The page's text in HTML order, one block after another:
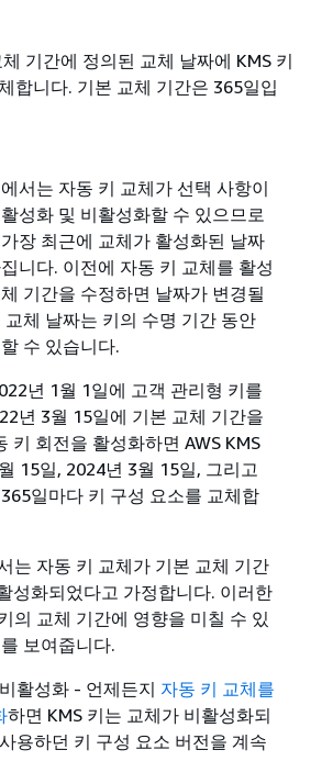
체 기간에 정의된 교체 날짜에 KMS 키
합니다. 기본 교체 기간은 365일입
에서는 자동 키 교체가 선택 사항이
성화 및 비활성화할 수 있으므로
장 최근에 교체가 활성화된 날짜
니다. 이전에 자동 키 교체를 활성
기간을 수정하면 날짜가 변경될
교체 날짜는 키의 수명 기간 동안
수 있습니다.
년 1월 1일에 고객 관리형 키를
년 3월 15일에 기본 교체 기간을
키 회전을 활성화하면 AWS KMS
15일, 2024년 3월 15일, 그리고
일마다 키 구성 요소를 교체합
는 자동 키 교체가 기본 교체 기간
성화되었다고 가정합니다. 이러한
의 교체 기간에 영향을 미칠 수 있
보여줍니다.
활성화 - 언제든지 자동 키 교체를
하면 KMS 키는 교체가 비활성화되
용하던 키 구성 요소 버전을 계속